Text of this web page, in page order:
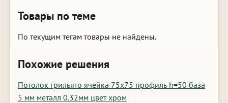
Товары по теме
По текущим тегам товары не найдены.
Похожие решения
Потолок грильято ячейка 75х75 профиль h=50 база
5 мм металл 0.32мм цвет хром